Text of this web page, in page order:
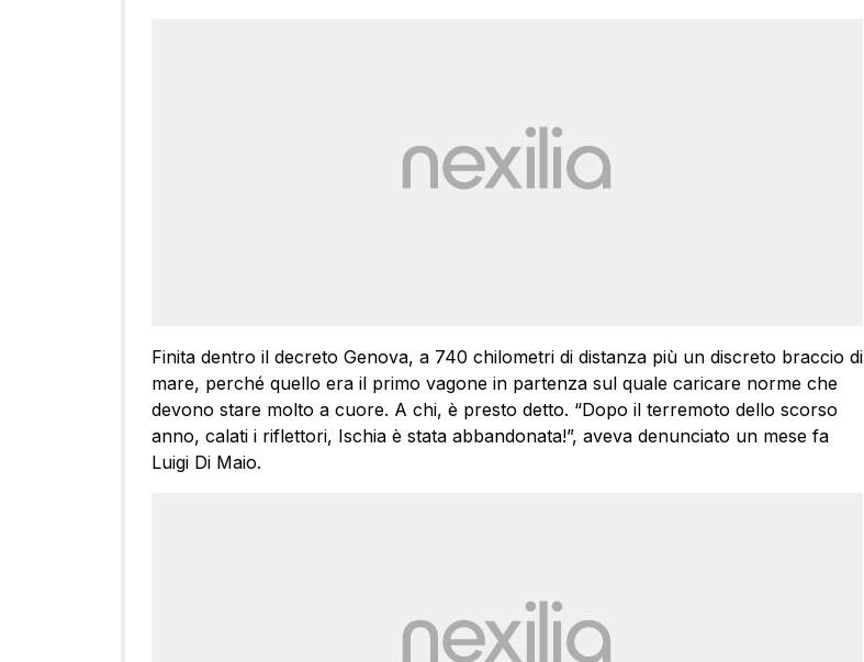
Finita dentro il decreto Genova, a 740 chilometri di distanza più un discreto braccio di
mare, perché quello era il primo vagone in partenza sul quale caricare norme che
devono stare molto a cuore. A chi, è presto detto. “Dopo il terremoto dello scorso
anno, calati i riflettori, Ischia è stata abbandonata!”, aveva denunciato un mese fa
Luigi Di Maio.